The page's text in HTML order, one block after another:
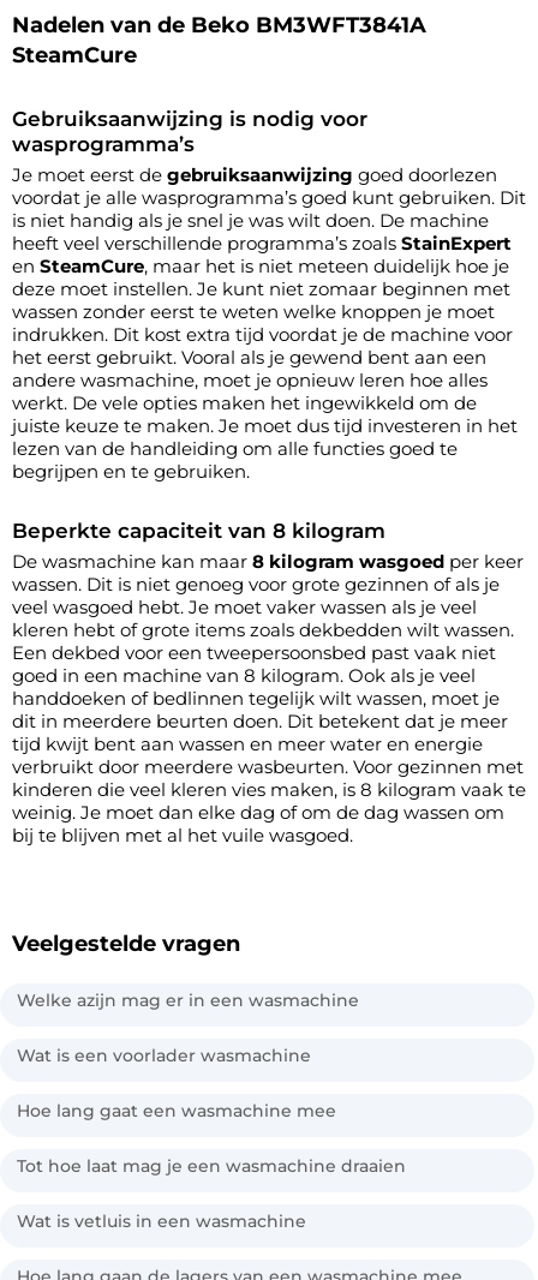
Nadelen van de Beko BM3WFT3841A
SteamCure
Gebruiksaanwijzing is nodig voor
wasprogramma’s
Je moet eerst de gebruiksaanwijzing goed doorlezen
voordat je alle wasprogramma’s goed kunt gebruiken. Dit
is niet handig als je snel je was wilt doen. De machine
heeft veel verschillende programma’s zoals StainExpert
en SteamCure, maar het is niet meteen duidelijk hoe je
deze moet instellen. Je kunt niet zomaar beginnen met
wassen zonder eerst te weten welke knoppen je moet
indrukken. Dit kost extra tijd voordat je de machine voor
het eerst gebruikt. Vooral als je gewend bent aan een
andere wasmachine, moet je opnieuw leren hoe alles
werkt. De vele opties maken het ingewikkeld om de
juiste keuze te maken. Je moet dus tijd investeren in het
lezen van de handleiding om alle functies goed te
begrijpen en te gebruiken.
Beperkte capaciteit van 8 kilogram
De wasmachine kan maar 8 kilogram wasgoed per keer
wassen. Dit is niet genoeg voor grote gezinnen of als je
veel wasgoed hebt. Je moet vaker wassen als je veel
kleren hebt of grote items zoals dekbedden wilt wassen.
Een dekbed voor een tweepersoonsbed past vaak niet
goed in een machine van 8 kilogram. Ook als je veel
handdoeken of bedlinnen tegelijk wilt wassen, moet je
dit in meerdere beurten doen. Dit betekent dat je meer
tijd kwijt bent aan wassen en meer water en energie
verbruikt door meerdere wasbeurten. Voor gezinnen met
kinderen die veel kleren vies maken, is 8 kilogram vaak te
weinig. Je moet dan elke dag of om de dag wassen om
bij te blijven met al het vuile wasgoed.
Veelgestelde vragen
Welke azijn mag er in een wasmachine
Wat is een voorlader wasmachine
Hoe lang gaat een wasmachine mee
Tot hoe laat mag je een wasmachine draaien
Wat is vetluis in een wasmachine